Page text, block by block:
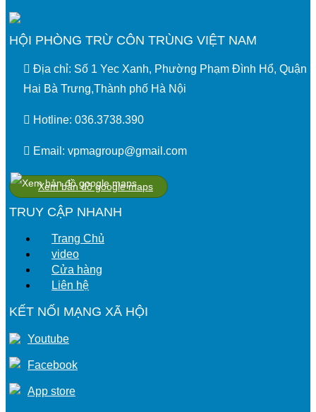
HỘI PHÒNG TRỪ CÔN TRÙNG VIỆT NAM
Địa chỉ: Số 1 Yec Xanh, Phường Phạm Đình Hổ, Quận
Hai Bà Trưng,Thành phố Hà Nội
Hotline: 036.3738.390
Email: vpmagroup@gmail.com
Xem bản đồ google maps
TRUY CẬP NHANH
Trang Chủ
video
Cửa hàng
Liên hệ
KẾT NỐI MẠNG XÃ HỘI
Youtube
Facebook
App store